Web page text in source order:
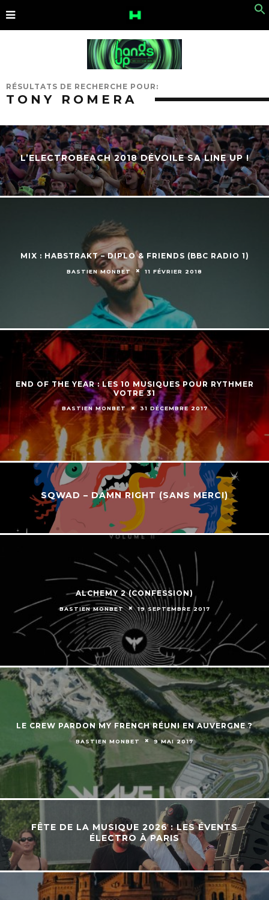
RÉSULTATS DE RECHERCHE POUR:
TONY ROMERA
L’ELECTROBEACH 2018 DÉVOILE SA LINE UP !
MIX : HABSTRAKT – DIPLO & FRIENDS (BBC RADIO 1)
BASTIEN MONBET 11 FÉVRIER 2018
END OF THE YEAR : LES 10 MUSIQUES POUR RYTHMER
VOTRE 31
BASTIEN MONBET 31 DÉCEMBRE 2017
SQWAD – DAMN RIGHT (SANS MERCI)
ALCHEMY 2 (CONFESSION)
BASTIEN MONBET 19 SEPTEMBRE 2017
LE CREW PARDON MY FRENCH RÉUNI EN AUVERGNE ?
BASTIEN MONBET 9 MAI 2017
FÊTE DE LA MUSIQUE 2026 : LES ÉVENTS
ÉLECTRO À PARIS